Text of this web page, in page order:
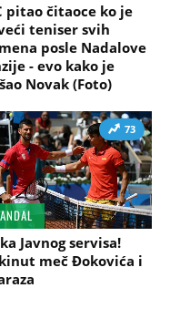
pitao čitaoce ko je
teniser svih
posle Nadalove
- evo kako je
Novak (Foto)
73
Javnog servisa!
meč Đokovića i